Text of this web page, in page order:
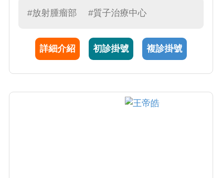
致力於癌症轉譯研究，結合基礎醫學與臨床醫
學博士學位。
#放射腫瘤部 #質子治療中心
詳細介紹 初診掛號 複診掛號